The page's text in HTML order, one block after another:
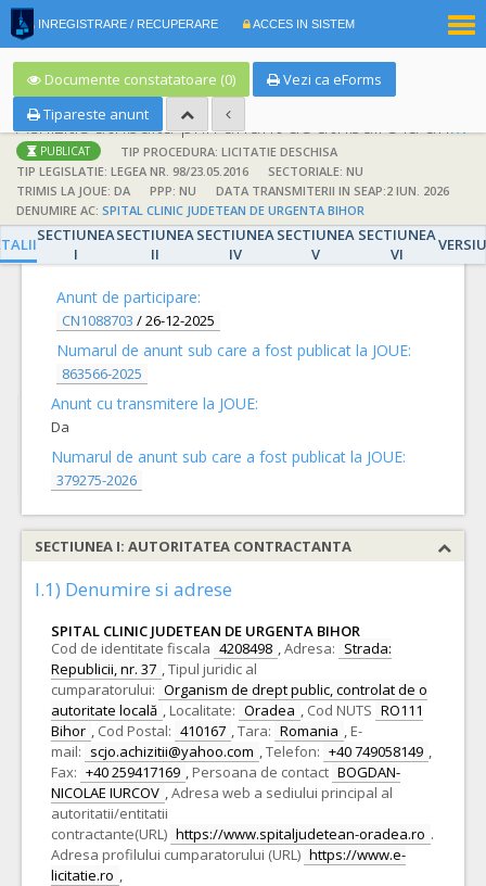
INREGISTRARE / RECUPERARE ACCES IN SISTEM
Documente constatatoare (0)
Vezi ca eForms
Tipareste anunt
Achizitie atribuita prin anunt de atribuire la anunt de participare
PUBLICAT
TIP PROCEDURA: LICITATIE DESCHISA
TIP LEGISLATIE: LEGEA NR. 98/23.05.2016
SECTORIALE: NU
TRIMIS LA JOUE: DA
PPP: NU
DATA TRANSMITERII IN SEAP:2 IUN. 2026
DENUMIRE AC: SPITAL CLINIC JUDETEAN DE URGENTA BIHOR
SECTIUNEA
I
SECTIUNEA
II
SECTIUNEA
IV
SECTIUNEA
V
SECTIUNEA
VI
DETALII
Anunt de participare:
CN1088703 /26-12-2025
Numarul de anunt sub care a fost publicat la JOUE:
863566-2025
Anunt cu transmitere la JOUE:
Da
Numarul de anunt sub care a fost publicat la JOUE:
379275-2026
SECTIUNEA I: AUTORITATEA CONTRACTANTA
I.1) Denumire si adrese
SPITAL CLINIC JUDETEAN DE URGENTA BIHOR
Cod de identitate fiscala 4208498 ,Adresa: Strada:
Republicii, nr. 37 ,Tipul juridic al
cumparatorului: Organism de drept public, controlat de o
autoritate locală , Localitate: Oradea , Cod NUTS RO111
Bihor , Cod Postal: 410167 ,Tara: Romania , E-
mail: scjo.achizitii@yahoo.com ,Telefon: +40 749058149 ,
Fax: +40 259417169 , Persoana de contact BOGDAN-
NICOLAE IURCOV ,Adresa web a sediului principal al
autoritatii/entitatii
contractante(URL) https://www.spitaljudetean-oradea.ro .
Adresa profilului cumparatorului (URL) https://www.e-
licitatie.ro ,